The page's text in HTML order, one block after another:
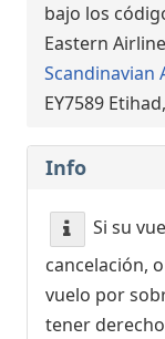
bajo los
Eastern
Scandinavian
EY7589
Info
Si su
cancelación,
vuelo por
tener